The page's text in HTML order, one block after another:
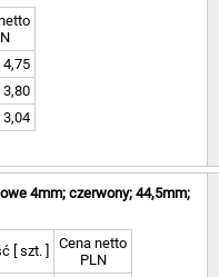
4,75
3,80
3,04
4mm; czerwony; 44,5mm;
[ szt. ]
Cena netto
PLN